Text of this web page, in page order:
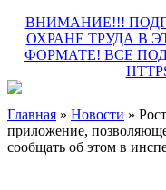
ВНИМАНИЕ!!!
ОХРАНЕ ТРУДА В
ФОРМАТЕ! ВСЕ
Главная » Новости »
приложение,
сообщать об этом в